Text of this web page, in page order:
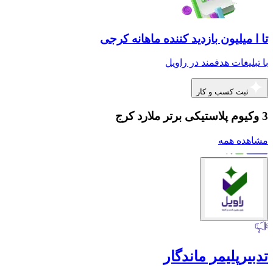
تا ا میلیون بازدید کننده ماهانه کرجی
با تبلیغات هدفمند در راویل
ثبت کسب و کار
3 وکیوم پلاستیکی برتر ملارد کرج
مشاهده همه
تدبیرپلیمر ماندگار